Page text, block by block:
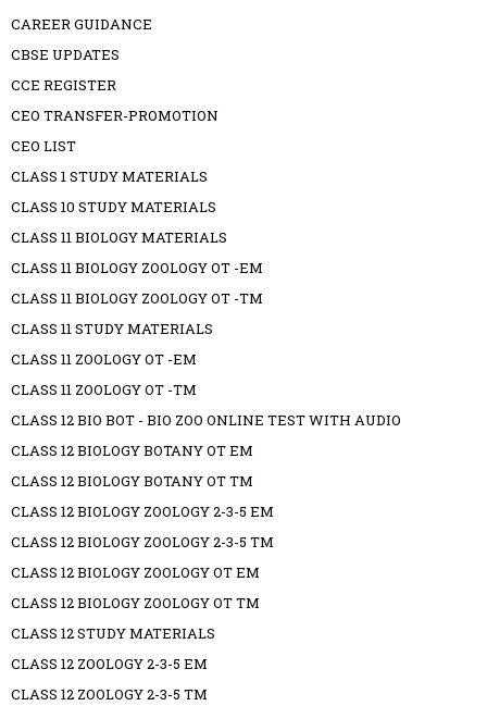
CAREER GUIDANCE
CBSE UPDATES
CCE REGISTER
CEO TRANSFER-PROMOTION
CEO LIST
CLASS 1 STUDY MATERIALS
CLASS 10 STUDY MATERIALS
CLASS 11 BIOLOGY MATERIALS
CLASS 11 BIOLOGY ZOOLOGY OT -EM
CLASS 11 BIOLOGY ZOOLOGY OT -TM
CLASS 11 STUDY MATERIALS
CLASS 11 ZOOLOGY OT -EM
CLASS 11 ZOOLOGY OT -TM
CLASS 12 BIO BOT - BIO ZOO ONLINE TEST WITH AUDIO
CLASS 12 BIOLOGY BOTANY OT EM
CLASS 12 BIOLOGY BOTANY OT TM
CLASS 12 BIOLOGY ZOOLOGY 2-3-5 EM
CLASS 12 BIOLOGY ZOOLOGY 2-3-5 TM
CLASS 12 BIOLOGY ZOOLOGY OT EM
CLASS 12 BIOLOGY ZOOLOGY OT TM
CLASS 12 STUDY MATERIALS
CLASS 12 ZOOLOGY 2-3-5 EM
CLASS 12 ZOOLOGY 2-3-5 TM